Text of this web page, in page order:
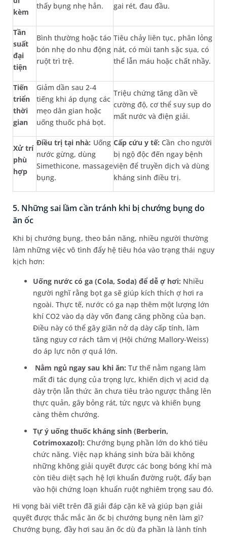
kèm
thấy bụng nhẹ hẳn. gai rét, đau đầu.
Tần
suất
đại
tiện
Bình thường hoặc táo
bón nhẹ do nhu động
ruột trì trệ.
Tiêu chảy liên tục, phân lỏng
nát, có mùi tanh sặc sụa, có
thể lẫn máu hoặc chất nhầy.
Tiến
triển
thời
gian
Giảm dần sau 2-4
tiếng khi áp dụng các
mẹo dân gian hoặc
uống thuốc phá bọt.
Triệu chứng tăng dần về
cường độ, cơ thể suy sụp do
mất nước và điện giải.
Xử trí
phù
hợp
Điều trị tại nhà: Uống
nước gừng, dùng
Simethicone, massage
bụng.
Cấp cứu y tế: Cần cho người
bị ngộ độc đến ngay bệnh
viện để truyền dịch và dùng
kháng sinh điều trị.
5. Những sai lầm cần tránh khi bị chướng bụng do
ăn ốc
Khi bị chướng bụng, theo bản năng, nhiều người thường
làm những việc vô tình đẩy hệ tiêu hóa vào trạng thái nguy
kịch hơn:
Uống nước có ga (Cola, Soda) để dễ ợ hơi: Nhiều
người nghĩ rằng bọt ga sẽ giúp kích thích ợ hơi ra
ngoài. Thực tế, nước có ga nạp thêm một lượng lớn
khí CO2 vào dạ dày vốn đang căng phồng của bạn.
Điều này có thể gây giãn nở dạ dày cấp tính, làm
tăng nguy cơ rách tâm vị (Hội chứng Mallory-Weiss)
do áp lực nôn ợ quá lớn.
Nằm ngủ ngay sau khi ăn: Tư thế nằm ngang làm
mất đi tác dụng của trọng lực, khiến dịch vị acid dạ
dày trộn lẫn thức ăn chưa tiêu trào ngược thẳng lên
thực quản, gây bỏng rát, tức ngực và khiến bụng
càng thêm chướng.
Tự ý uống thuốc kháng sinh (Berberin,
Cotrimoxazol): Chướng bụng phần lớn do khó tiêu
chức năng. Việc nạp kháng sinh bừa bãi không
những không giải quyết được các bong bóng khí mà
còn tiêu diệt sạch hệ lợi khuẩn đường ruột, đẩy bạn
vào hội chứng loạn khuẩn ruột nghiêm trọng sau đó.
Hi vọng bài viết trên đã giải đáp cặn kẽ và giúp bạn giải
quyết được thắc mắc ăn ốc bị chướng bụng nên làm gì?
Chướng bụng, đầy hơi sau ăn ốc dù đa phần là lành tính